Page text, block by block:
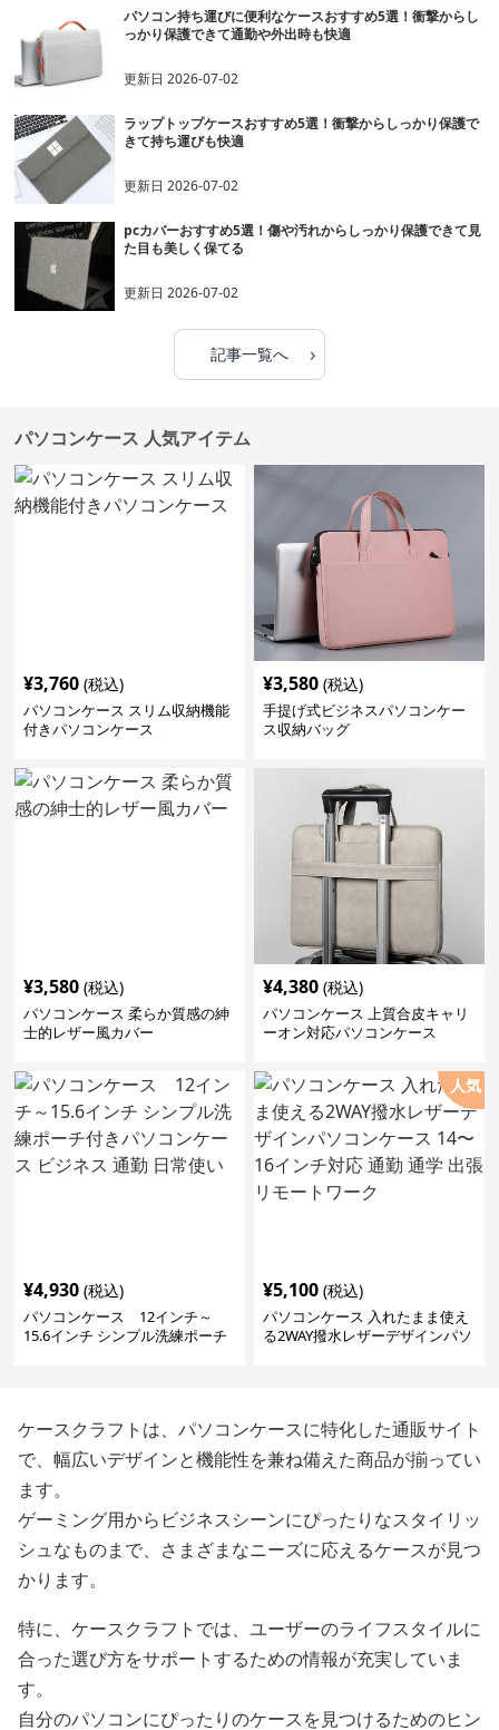
パソコン持ち運びに便利なケースおすすめ5選！衝撃からし
っかり保護できて通勤や外出時も快適
更新日2026-07-02
ラップトップケースおすすめ5選！衝撃からしっかり保護で
きて持ち運びも快適
更新日2026-07-02
pcカバーおすすめ5選！傷や汚れからしっかり保護できて見
た目も美しく保てる
更新日2026-07-02
記事一覧へ ›
パソコンケース 人気アイテム
¥3,760 (税込)
パソコンケース スリム収納機能
付きパソコンケース
¥3,580 (税込)
手提げ式ビジネスパソコンケー
ス収納バッグ
¥3,580 (税込)
パソコンケース 柔らか質感の紳
士的レザー風カバー
¥4,380 (税込)
パソコンケース 上質合皮キャリ
ーオン対応パソコンケース
¥4,930 (税込)
パソコンケース 12インチ～
15.6インチ シンプル洗練ポーチ
人気
¥5,100 (税込)
パソコンケース 入れたまま使え
る2WAY撥水レザーデザインパソ
ケースクラフトは、パソコンケースに特化した通販サイト
で、幅広いデザインと機能性を兼ね備えた商品が揃ってい
ます。
ゲーミング用からビジネスシーンにぴったりなスタイリッ
シュなものまで、さまざまなニーズに応えるケースが見つ
かります。
特に、ケースクラフトでは、ユーザーのライフスタイルに
合った選び方をサポートするための情報が充実していま
す。
自分のパソコンにぴったりのケースを見つけるためのヒン